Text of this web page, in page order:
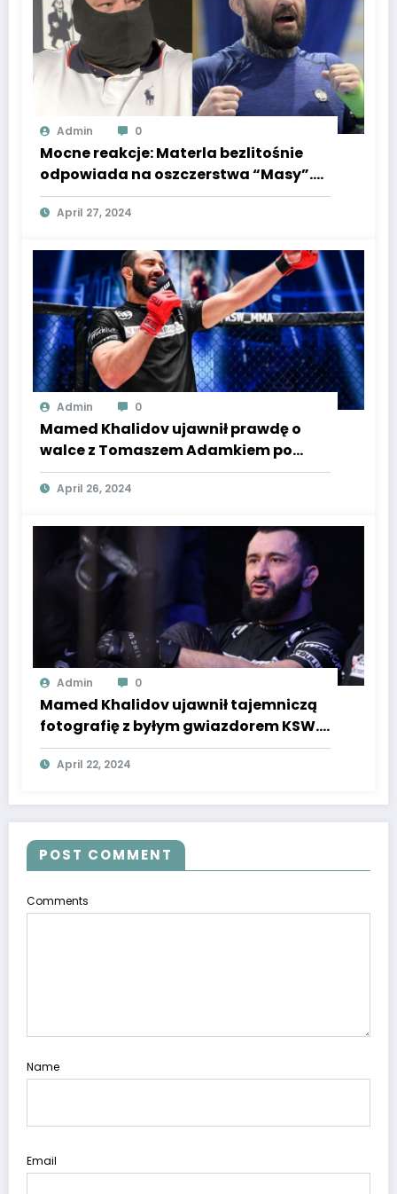
Admin 0
Mocne reakcje: Materla bezlitośnie
odpowiada na oszczerstwa “Masy”.
Brak skrupułów! Gorzkie słowa
wypadły
April 27, 2024
Admin 0
Mamed Khalidov ujawnił prawdę o
walce z Tomaszem Adamkiem po
pewnym czasie. Fani byli poruszeni,
pisze Super Express.
April 26, 2024
Admin 0
Mamed Khalidov ujawnił tajemniczą
fotografię z byłym gwiazdorem KSW.
Wzbudziło to ogromne poruszenie
April 22, 2024
POST COMMENT
Comments
Name
Email